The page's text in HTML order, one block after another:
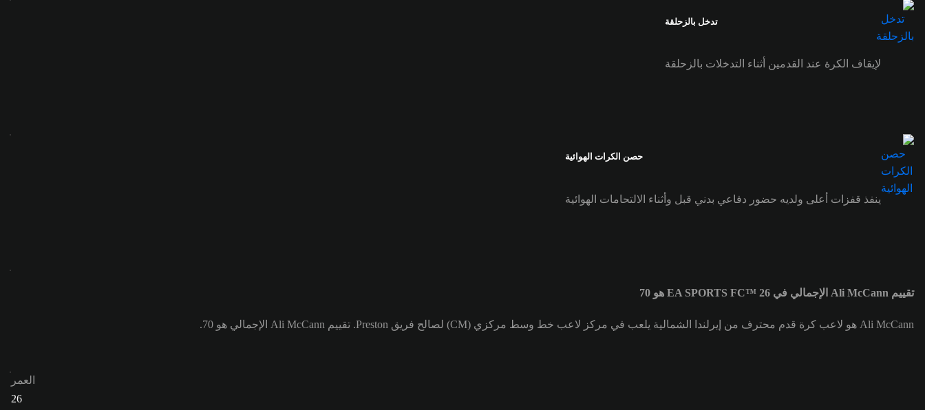
تدخل بالزحلقة
لإيقاف الكرة عند القدمين أثناء التدخلات بالزحلقة
حصن الكرات الهوائية
ينفذ قفزات أعلى ولديه حضور دفاعي بدني قبل وأثناء الالتحامات الهوائية
تقييم Ali McCann الإجمالي في EA SPORTS FC™ 26 هو 70
Ali McCann هو لاعب كرة قدم محترف من إيرلندا الشمالية يلعب في مركز لاعب خط وسط مركزي (CM) لصالح فريق Preston. تقييم Ali McCann الإجمالي هو 70.
العمر
26